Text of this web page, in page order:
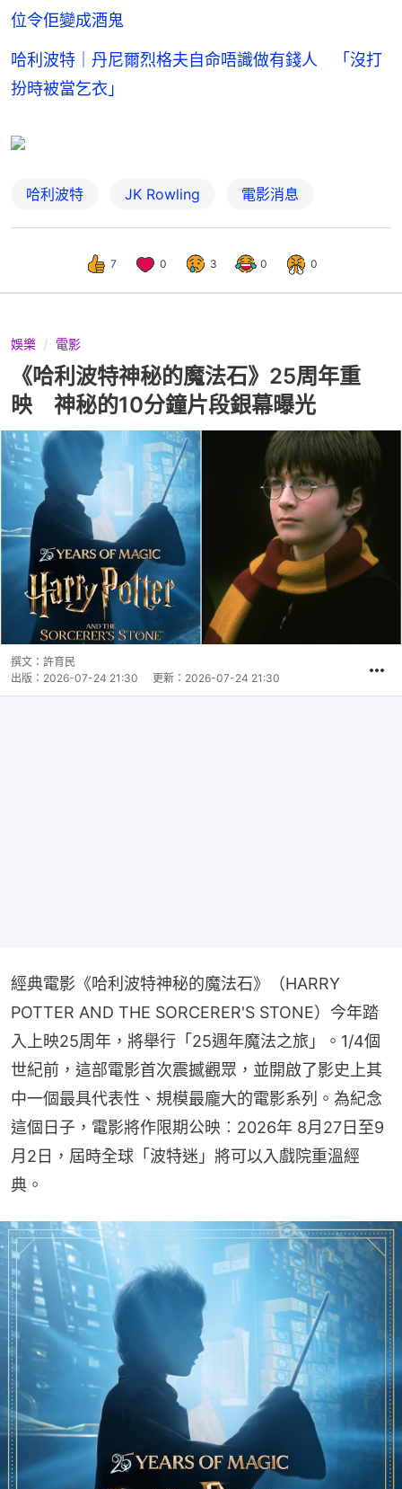
位令佢變成酒鬼
哈利波特｜丹尼爾烈格夫自命唔識做有錢人 「沒打
扮時被當乞衣」
哈利波特 JK Rowling 電影消息
7 0 3 0 0
娛樂 電影
《哈利波特神秘的魔法石》25周年重
映 神秘的10分鐘片段銀幕曝光
撰文： 許育民
出版： 2026-07-24 21:30 更新： 2026-07-24 21:30
經典電影《哈利波特神秘的魔法石》（HARRY
POTTER AND THE SORCERER'S STONE）今年踏
入上映25周年，將舉行「25週年魔法之旅」。1/4個
世紀前，這部電影首次震撼觀眾，並開啟了影史上其
中一個最具代表性、規模最龐大的電影系列。為紀念
這個日子，電影將作限期公映︰2026年 8月27日至9
月2日，屆時全球「波特迷」將可以入戲院重溫經
典。